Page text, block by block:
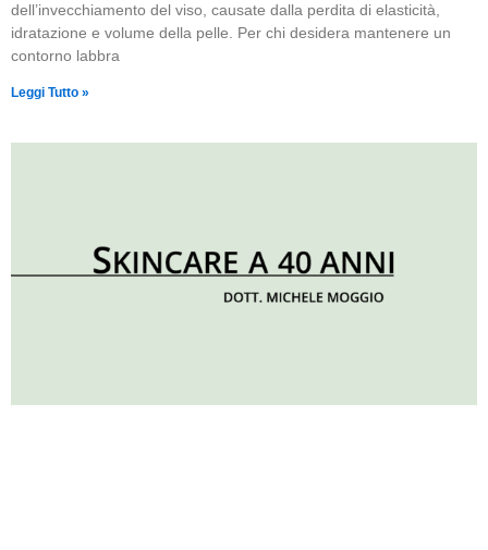
dell’invecchiamento del viso, causate dalla perdita di elasticità,
idratazione e volume della pelle. Per chi desidera mantenere un
contorno labbra
Leggi Tutto »